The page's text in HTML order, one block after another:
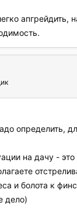
апгрейдить,
определить,
на дачу - это
и болота к
дело)